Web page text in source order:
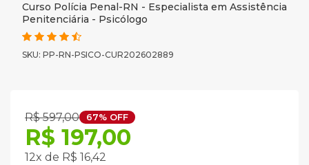
Curso Polícia Penal-RN - Especialista em Assistência
Penitenciária - Psicólogo
SKU: PP-RN-PSICO-CUR202602889
R$ 597,00 67% OFF
R$ 197,00
12x de R$ 16,42